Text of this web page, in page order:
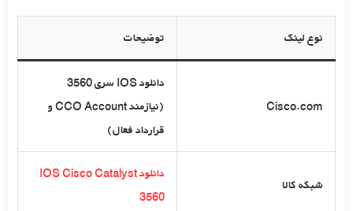
نوع لینک توضیحات
Cisco.com
دانلود IOS سری 3560
(نیازمند CCO Account و
قرارداد فعال)
شبکه کالا
دانلود IOS Cisco Catalyst
3560